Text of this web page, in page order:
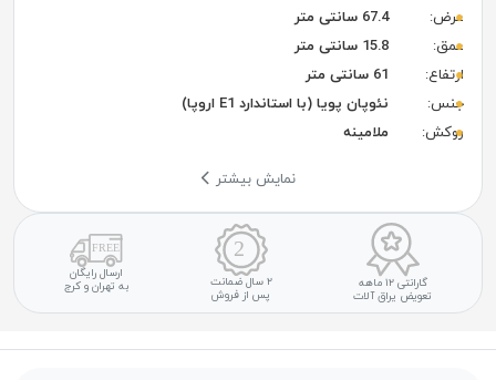
عرض:
67.4 سانتی متر
عمق:
15.8 سانتی متر
ارتفاع:
61 سانتی متر
جنس:
نئوپان پویا (با استاندارد E1 اروپا)
روکش:
ملامینه
نمایش بیشتر
گارانتی ۱۲ ماهه
تعویض یراق آلات
۲ سال ضمانت
پس از فروش
ارسال رایگان
به تهران و کرج